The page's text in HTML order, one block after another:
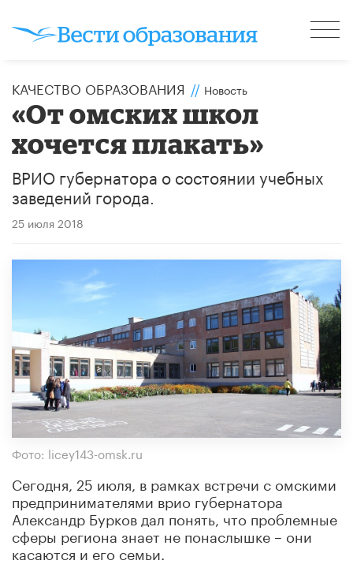
КАЧЕСТВО ОБРАЗОВАНИЯ // Новость
«От омских школ
хочется плакать»
ВРИО губернатора о состоянии учебных
заведений города.
25 июля 2018
Фото: licey143-omsk.ru
Сегодня, 25 июля, в рамках встречи с омскими
предпринимателями врио губернатора
Александр Бурков дал понять, что проблемные
сферы региона знает не понаслышке – они
касаются и его семьи.